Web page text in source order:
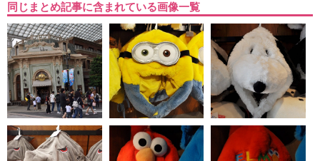
同じまとめ記事に含まれている画像一覧